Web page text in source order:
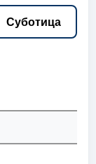
Суботица